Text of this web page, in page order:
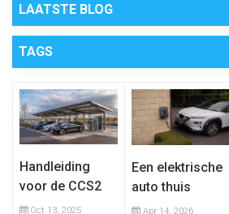
LAATSTE BLOG
TAGS
Handleiding
voor de CCS2
EV-connector:
Oct 13, 2025
Een elektrische
auto thuis
opladen:
Apr 14, 2026